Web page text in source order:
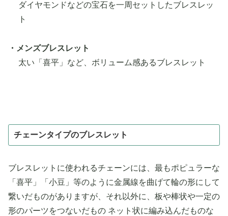
ダイヤモンドなどの宝石を一周セットしたブレスレッ
ト
・メンズブレスレット
太い「喜平」など、ボリューム感あるブレスレット
チェーンタイプのブレスレット
ブレスレットに使われるチェーンには、最もポピュラーな
「喜平」「小豆」等のように金属線を曲げて輪の形にして
繋いだものがありますが、それ以外に、板や棒状や一定の
形のパーツをつないだもの ネット状に編み込んだものな